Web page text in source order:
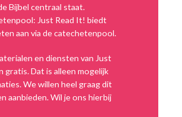
Bijbel centraal staat.
Just Read It! biedt
aan via de catechetenpool.
en diensten van Just
gratis. Dat is alleen mogelijk
We willen heel graag dit
aanbieden. Wil je ons hierbij